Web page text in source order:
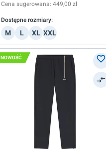
Cena sugerowana: 449,00 zł
Dostępne rozmiary:
M L XL XXL
NOWOŚĆ